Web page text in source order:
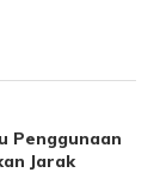
Penggunaan
Jarak